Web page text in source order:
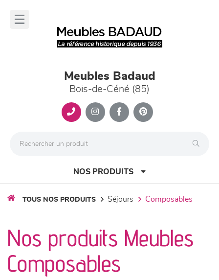
Meubles Badaud
Bois-de-Céné (85)
NOS PRODUITS
séjours
meubles de complément
TOUS NOS PRODUITS séjours composables
Nos produits Meubles
Composables